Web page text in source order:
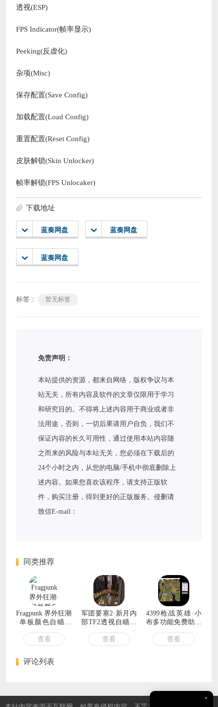
透视(ESP)
FPS Indicator(帧率显示)
Peeking(反虚化)
杂项(Misc)
保存配置(Save Config)
加载配置(Load Config)
重置配置(Reset Config)
皮肤解锁(Skin Unlocker)
帧率解锁(FPS Unlocaker)
下载地址
蓝奏网盘 蓝奏网盘
蓝奏网盘
标签： 暂无标签
免责声明：
本站提供的资源，都来自网络，版权争议与本
站无关，所有内容及软件的文章仅限用于学习
和研究目的。不得将上述内容用于商业或者非
法用途，否则，一切后果请用户自负，我们不
保证内容的长久可用性，通过使用本站内容随
之而来的风险与本站无关，您必须在下载后的
24个小时之内，从您的电脑/手机中彻底删除上
述内容。如果您喜欢该程序，请支持正版软
件，购买注册，得到更好的正版服务。侵删请
致信E-mail：
同类推荐
Fragpunk 界外狂潮
·单板颜色自瞄辅
助 v1.1
查看
军团要塞2·新月内
部TF2透视自瞄作
弊辅助 v12.30
查看
4399枪战英雄·小
布多功能免费助手
v11.12
查看
评论列表
×